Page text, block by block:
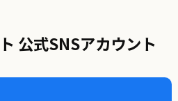
公式SNSアカウント